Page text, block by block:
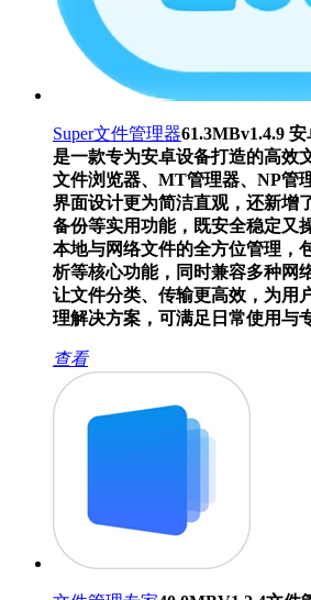
Super文件管理器61.3MBv1.4.9 安
是一款专为安卓设备打造的高效
文件浏览器、MT管理器、NP管
界面设计更为简洁直观，还新增
备份等实用功能，既安全稳定又
本地与网络文件的全方位管理，
析等核心功能，同时兼容多种网
让文件分类、传输更高效，为用
理解决方案，可满足日常使用与
查看